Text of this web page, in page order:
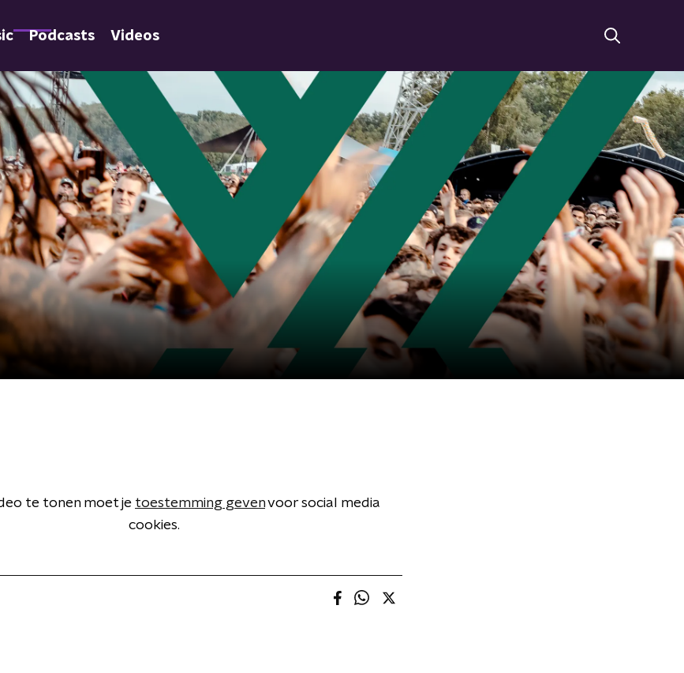
Podcasts Videos
te tonen moet je toestemming gevenvoor social media
cookies.